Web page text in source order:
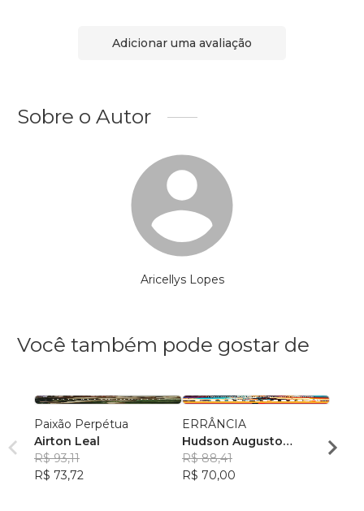
Adicionar uma avaliação
Sobre o Autor
Aricellys Lopes
Você também pode gostar de
Paixão Perpétua
Airton Leal
R$ 93,11
R$ 73,72
ERRÂNCIA
Hudson Augusto
Rodrigues Bonomo
R$ 88,41
R$ 70,00
R$